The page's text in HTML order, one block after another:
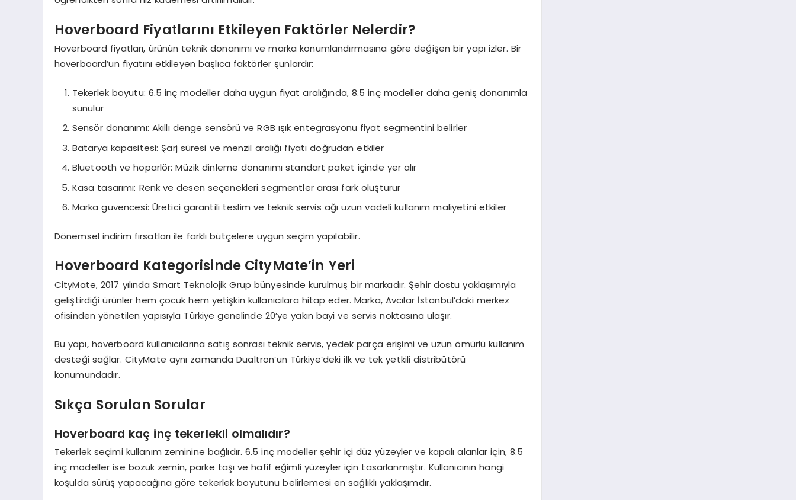
Hoverboard Fiyatlarını Etkileyen Faktörler Nelerdir?
Hoverboard fiyatları, ürünün teknik donanımı ve marka konumlandırmasına göre değişen bir yapı izler. Bir
hoverboard’un fiyatını etkileyen başlıca faktörler şunlardır:
Tekerlek boyutu: 6.5 inç modeller daha uygun fiyat aralığında, 8.5 inç modeller daha geniş donanımla
sunulur
Sensör donanımı: Akıllı denge sensörü ve RGB ışık entegrasyonu fiyat segmentini belirler
Batarya kapasitesi: Şarj süresi ve menzil aralığı fiyatı doğrudan etkiler
Bluetooth ve hoparlör: Müzik dinleme donanımı standart paket içinde yer alır
Kasa tasarımı: Renk ve desen seçenekleri segmentler arası fark oluşturur
Marka güvencesi: Üretici garantili teslim ve teknik servis ağı uzun vadeli kullanım maliyetini etkiler
Dönemsel indirim fırsatları ile farklı bütçelere uygun seçim yapılabilir.
Hoverboard Kategorisinde CityMate’in Yeri
CityMate, 2017 yılında Smart Teknolojik Grup bünyesinde kurulmuş bir markadır. Şehir dostu yaklaşımıyla
geliştirdiği ürünler hem çocuk hem yetişkin kullanıcılara hitap eder. Marka, Avcılar İstanbul’daki merkez
ofisinden yönetilen yapısıyla Türkiye genelinde 20’ye yakın bayi ve servis noktasına ulaşır.
Bu yapı, hoverboard kullanıcılarına satış sonrası teknik servis, yedek parça erişimi ve uzun ömürlü kullanım
desteği sağlar. CityMate aynı zamanda Dualtron’un Türkiye’deki ilk ve tek yetkili distribütörü
konumundadır.
Sıkça Sorulan Sorular
Hoverboard kaç inç tekerlekli olmalıdır?
Tekerlek seçimi kullanım zeminine bağlıdır. 6.5 inç modeller şehir içi düz yüzeyler ve kapalı alanlar için, 8.5
inç modeller ise bozuk zemin, parke taşı ve hafif eğimli yüzeyler için tasarlanmıştır. Kullanıcının hangi
koşulda sürüş yapacağına göre tekerlek boyutunu belirlemesi en sağlıklı yaklaşımdır.